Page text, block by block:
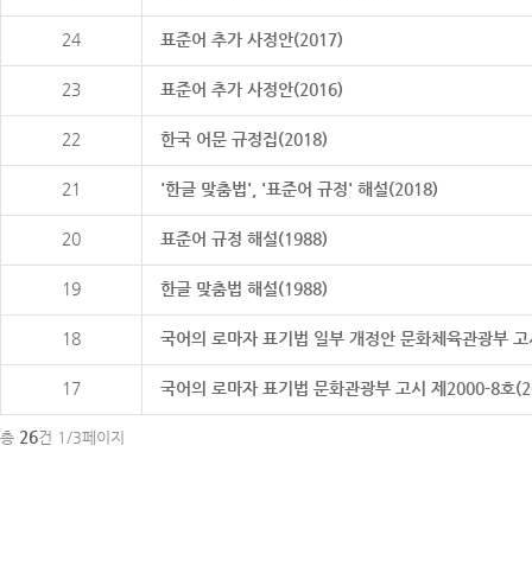
24 표준어 추가 사정안(2017)
23 표준어 추가 사정안(2016)
22 한국 어문 규정집(2018)
21 '한글 맞춤법', '표준어 규정' 해설(2018)
20 표준어 규정 해설(1988)
19 한글 맞춤법 해설(1988)
18 국어의 로마자 표기법 일부 개정안 문화체육관광부
17 국어의 로마자 표기법 문화관광부 고시 제2000-8호
총 26건 1/3페이지